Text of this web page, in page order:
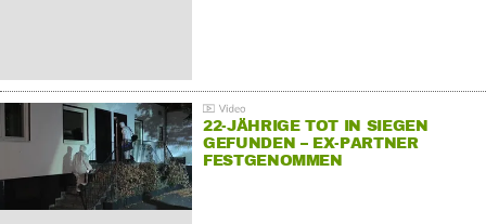
22-JÄHRIGE TOT IN SIEGEN
GEFUNDEN – EX-PARTNER
FESTGENOMMEN